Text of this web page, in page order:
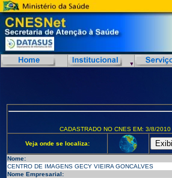
CADASTRADO NO CNES EM: 3/8/2010
Veja onde se localiza:
Nome:
CENTRO DE IMAGENS GECY VIEIRA GONCALVES
Nome Empresarial: